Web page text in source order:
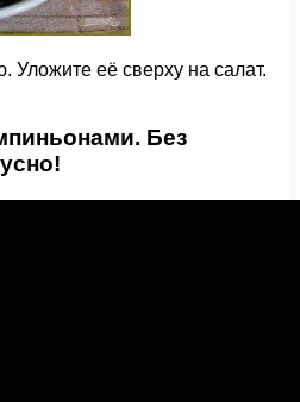
Уложите её сверху на салат.
Без